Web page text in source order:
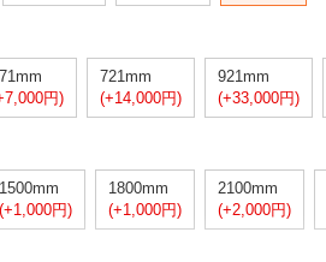
円)
721mm
(+14,000円)
921mm
(+33,000円)
1500mm
(+1,000円)
1800mm
(+1,000円)
2100mm
(+2,000円)